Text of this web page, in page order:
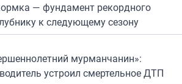
— фундамент рекордного
к следующему сезону
мурманчанин»:
устроил смертельное ДТП